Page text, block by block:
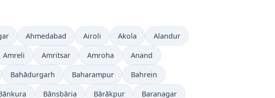
Ahmedabad Airoli Akola Alandur
Amreli Amritsar Amroha Anand
Bahādurgarh Baharampur Bahrein
Bānsbāria Bārākpur Baranagar